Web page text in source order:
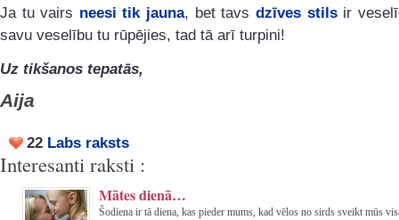
Ja tu vairs neesi tik jauna, bet tavs dzīves stilsir
savu veselību tu rūpējies, tad tā arī turpini!
Uz tikšanos tepatās,
Aija
22 Labs raksts
Interesanti raksti :
Mātes dienā…
Šodiena ir tā diena, kas pieder mums, kad vēlos no sirds sveikt mūs